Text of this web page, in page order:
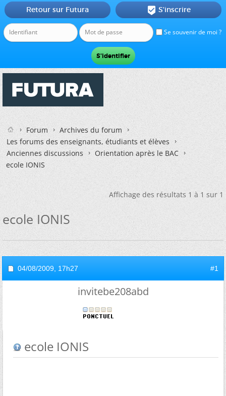
Se souvenir de moi ?
Retour sur Futura  S'inscrire
Forum
Archives du forum
Les forums des enseignants, étudiants et élèves
Anciennes discussions
Orientation après le BAC
ecole IONIS
Affichage des résultats 1 à 1 sur 1
ecole IONIS
04/08/2009, 17h27 #1
invitebe208abd
ecole IONIS